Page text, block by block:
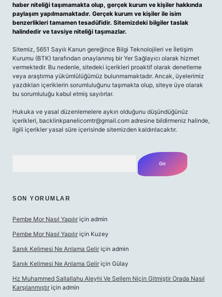
haber niteliği taşımamakta olup, gerçek kurum ve kişiler hakkında
paylaşım yapılmamaktadır. Gerçek kurum ve kişiler ile isim
benzerlikleri tamamen tesadüfidir. Sitemizdeki bilgiler taslak
halindedir ve tavsiye niteliği taşımazlar.
Sitemiz, 5651 Sayılı Kanun gereğince Bilgi Teknolojileri ve İletişim
Kurumu (BTK) tarafından onaylanmış bir Yer Sağlayıcı olarak hizmet
vermektedir. Bu nedenle, sitedeki içerikleri proaktif olarak denetleme
veya araştırma yükümlülüğümüz bulunmamaktadır. Ancak, üyelerimiz
yazdıkları içeriklerin sorumluluğunu taşımakta olup, siteye üye olarak
bu sorumluluğu kabul etmiş sayılırlar.
Hukuka ve yasal düzenlemelere aykırı olduğunu düşündüğünüz
içerikleri, backlinkpanelicomtr@gmail.com adresine bildirmeniz halinde,
ilgili içerikler yasal süre içerisinde sitemizden kaldırılacaktır.
SON YORUMLAR
Pembe Mor Nasıl Yapılır için admin
Pembe Mor Nasıl Yapılır için Kuzey
Sanık Kelimesi Ne Anlama Gelir için admin
Sanık Kelimesi Ne Anlama Gelir için Gülay
Hz Muhammed Sallallahu Aleyhi Ve Sellem Niçin Gitmiştir Orada Nasıl
Karşılanmıştır için admin